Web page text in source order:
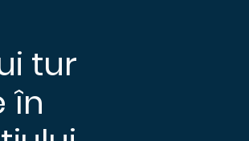
tur
în